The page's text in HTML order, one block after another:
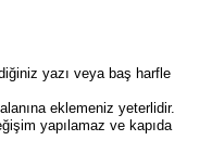
yazı veya baş harfle
eklemeniz yeterlidir.
yapılamaz ve kapıda